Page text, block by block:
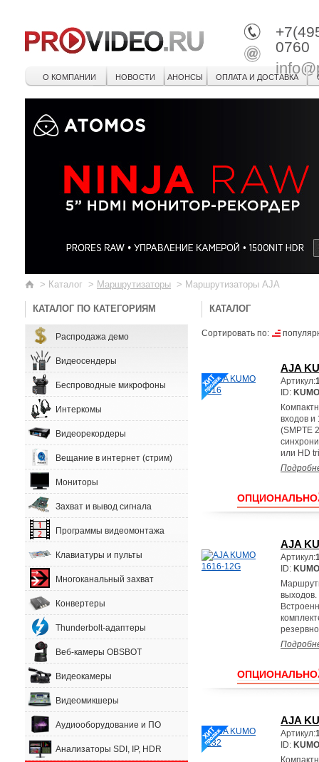
0760
О КОМПАНИИ НОВОСТИ АНОНСЫ ОПЛАТА И ДОСТАВКА
> Каталог > Маршрутизаторы > Маршрутизаторы AJA
КАТАЛОГ ПО КАТЕГОРИЯМ
Распродажа демо
Видеосендеры
Беспроводные микрофоны
Интеркомы
Видеорекордеры
Вещание в интернет (стрим)
Мониторы
Захват и вывод сигнала
Программы видеомонтажа
Клавиатуры и пульты
Многоканальный захват
Конвертеры
Thunderbolt-адаптеры
Веб-камеры OBSBOT
Видеокамеры
Видеомикшеры
Аудиооборудование и ПО
Анализаторы SDI, IP, HDR
КАТАЛОГ
Сортировать по:
AJA
Артикул:
ID:
входов и
(SMPTE
или HD
ОПЦИОНАЛЬНО
AJA
Артикул:
ID:
выходов.
ОПЦИОНАЛЬНО
AJA
Артикул:
ID: